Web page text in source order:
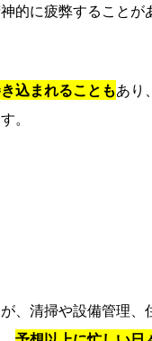
的に疲弊することが
込まれることもあり
。
、清掃や設備管理、